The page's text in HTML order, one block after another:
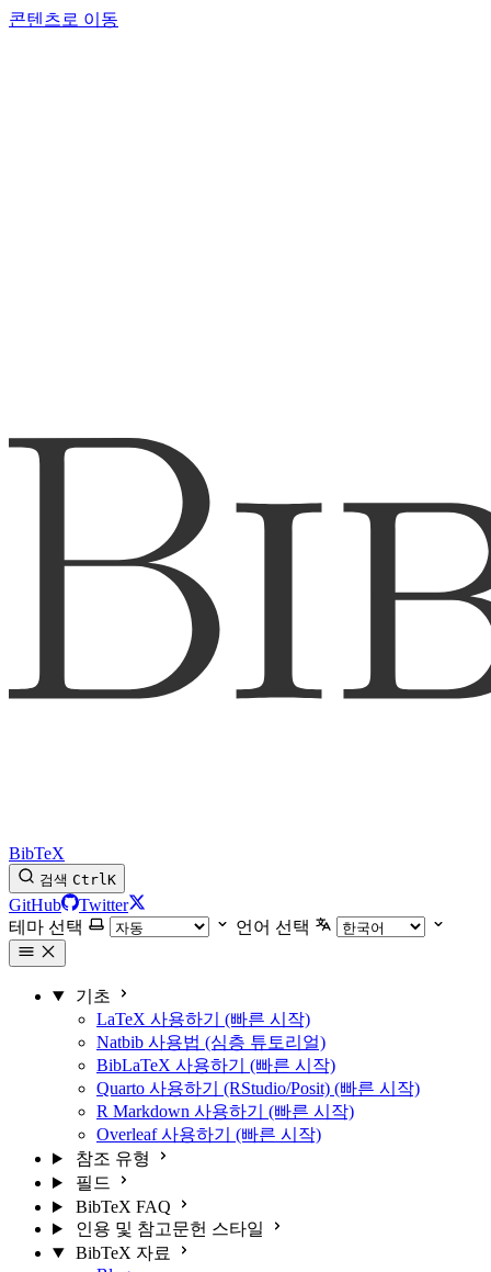
콘텐츠로 이동
BibTeX
검색 CtrlK
GitHub
Twitter
테마 선택
언어 선택
기초
LaTeX 사용하기 (빠른 시작)
Natbib 사용법 (심층 튜토리얼)
BibLaTeX 사용하기 (빠른 시작)
Quarto 사용하기 (RStudio/Posit) (빠른 시작)
R Markdown 사용하기 (빠른 시작)
Overleaf 사용하기 (빠른 시작)
참조 유형
필드
BibTeX FAQ
인용 및 참고문헌 스타일
BibTeX 자료